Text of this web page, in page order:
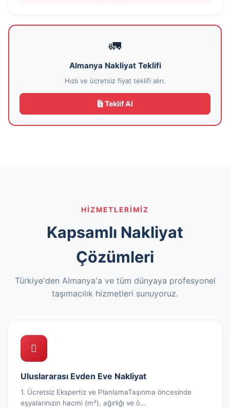
🚛
Almanya Nakliyat Teklifi
Hızlı ve ücretsiz fiyat teklifi alın.
Teklif Al
HIZMETLERIMIZ
Kapsamlı Nakliyat
Çözümleri
Türkiye'den Almanya'a ve tüm dünyaya profesyonel
taşımacılık hizmetleri sunuyoruz.
Uluslararası Evden Eve Nakliyat
1. Ücretsiz Ekspertiz ve PlanlamaTaşınma öncesinde
eşyalarınızın hacmi (m³), ağırlığı ve ö…